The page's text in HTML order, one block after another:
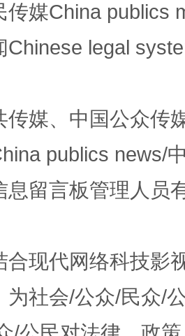
“隐身衣” 如何以
传媒China publics
Chinese legal
传媒、中国公众传
publics news/
息留言板管理人员
合现代网络科技影
为社会/公众/民众/